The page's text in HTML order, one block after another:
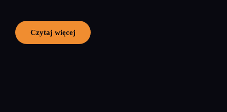
Czytaj więcej